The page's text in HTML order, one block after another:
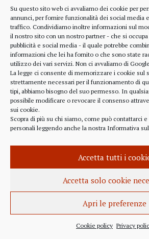
Su questo sito web ci avvaliamo dei cookie per
annunci, per fornire funzionalità dei social media
traffico. Condividiamo inoltre informazioni sul
il nostro sito con un nostro partner - che si
pubblicità e social media - il quale potrebbe
informazioni che lei ha fornito o che sono state
utilizzo dei vari servizi. Non ci avvaliamo di
La legge ci consente di memorizzare i cookie sul
strettamente necessari per il funzionamento di
tipi, abbiamo bisogno del suo permesso. In
possibile modificare o revocare il consenso
sui cookie.
Scopra di più su chi siamo, come può contattarci
personali leggendo anche la nostra Informativa
Accetta tutti i
Accetta solo cookie
Apri le preferenze
Cookie policy Privacy
geopolitica ed economica globale,
alcune considerazioni sui profitti
scelte finanziarie operate dal fondo
Occorre leggere molto
lettera
(https://www.blackrock.com/
relations/larry-fink-chairmans-
chiaramente che...
INFORMAZIONE 27 APRILE 2022
Istanza per l’abrogazione
dell’obbligo vaccinale al
Italiano e alla
Europea per l’abrogazione della